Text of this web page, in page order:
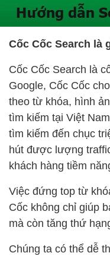
Cốc Cốc Search là
Cốc Cốc Search là
Google, Cốc Cốc
theo từ khóa, hình
tìm kiếm tại Việt
tìm kiếm đến chục
hút được lượng
khách hàng tiềm
Việc đứng top từ
Cốc không chỉ giúp
mà còn tăng thứ
Chúng ta có thể dễ